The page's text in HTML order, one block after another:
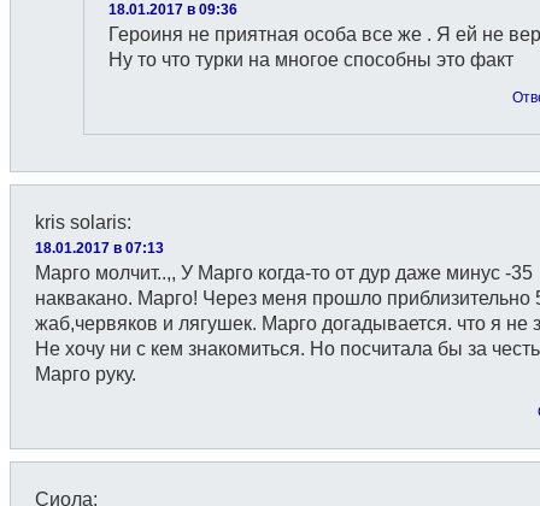
18.01.2017 в 09:36
Героиня не приятная особа все же . Я ей не
Ну то что турки на многое способны это факт
kris solaris:
18.01.2017 в 07:13
Марго молчит..,, У Марго когда-то от дур даже минус -35
наквакано. Марго! Через меня прошло приблизительно
жаб,червяков и лягушек. Марго догадывается. что я не
Не хочу ни с кем знакомиться. Но посчитала бы за
Марго руку.
Сиола: